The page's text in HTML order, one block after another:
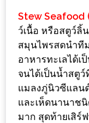
กับ
แผนที่
ร้าน
หมู
กระทะ
ทั่ว
เชียงใหม่
Stew Seafood
ว์เนื้อ หรือสตูว์
สมุนไพรสดนำที
อาหารทะเลได้เ
จนได้เป็นน้ำสตู
แมลงภู่นิวซีแลน
และเห็ดนานาช
มาก สุดท้ายเสิร์